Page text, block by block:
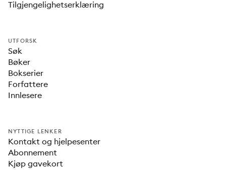
Tilgjengelighetserklæring
UTFORSK
Søk
Bøker
Bokserier
Forfattere
Innlesere
NYTTIGE LENKER
Kontakt og hjelpesenter
Abonnement
Kjøp gavekort